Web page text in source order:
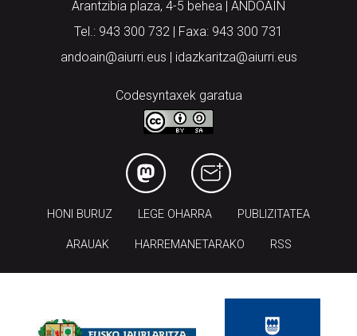
Arantzibia plaza, 4-5 behea | ANDOAIN
Tel.: 943 300 732 | Faxa: 943 300 731
andoain@aiurri.eus | idazkaritza@aiurri.eus
Codesyntaxek garatua
HONI BURUZ LEGE OHARRA PUBLIZITATEA
ARAUAK HARREMANETARAKO RSS